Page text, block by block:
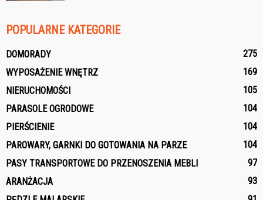
POPULARNE KATEGORIE
DOMORADY
275
WYPOSAŻENIE WNĘTRZ
169
NIERUCHOMOŚCI
105
PARASOLE OGRODOWE
104
PIERŚCIENIE
104
PAROWARY, GARNKI DO GOTOWANIA NA PARZE
104
PASY TRANSPORTOWE DO PRZENOSZENIA MEBLI
97
ARANŻACJA
93